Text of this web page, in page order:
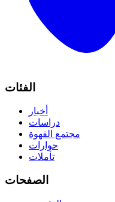
الفئات
أخبار
دراسات
مجتمع القهوة
حوارات
تأملات
الصفحات